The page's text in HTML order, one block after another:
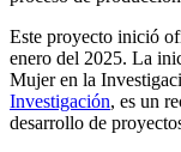
Este proyecto inició
enero del 2025. La
Mujer en la
Investigación, es un
desarrollo de